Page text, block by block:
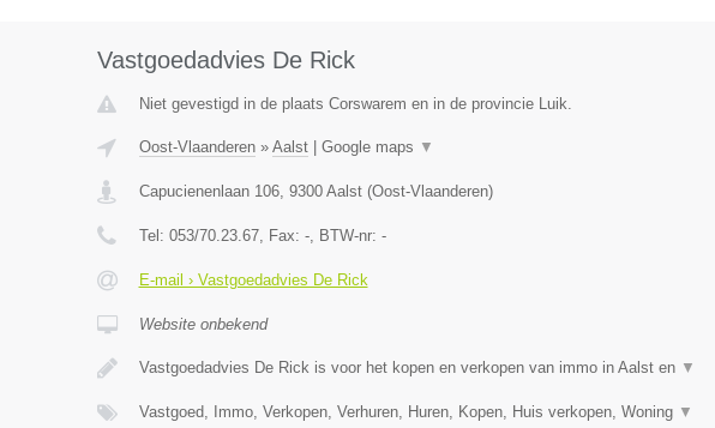
Vastgoedadvies De Rick
Niet gevestigd in de plaats Corswarem en in de provincie Luik.
Oost-Vlaanderen» Aalst| Google maps ▼
Capucienenlaan 106, 9300 Aalst(Oost-Vlaanderen)
Tel: 053/70.23.67, Fax: -, BTW-nr: -
E-mail › Vastgoedadvies De Rick
Website onbekend
Vastgoedadvies De Rick is voor het kopen en verkopen van immo in Aalst en ▼
Vastgoed, Immo, Verkopen, Verhuren, Huren, Kopen, Huis verkopen, Woning ▼